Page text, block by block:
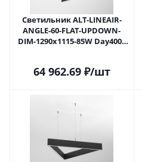
Светильник ALT-LINEAIR-
ANGLE-60-FLAT-UPDOWN-
DIM-1290x1115-85W Day4000
64 962.69₽/шт